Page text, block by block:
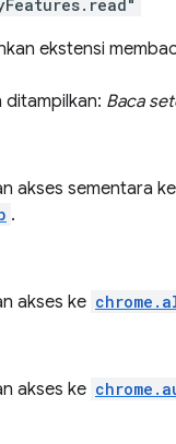
ekstensi
ditampilkan: Baca
akses sementara
.
akses ke
akses ke